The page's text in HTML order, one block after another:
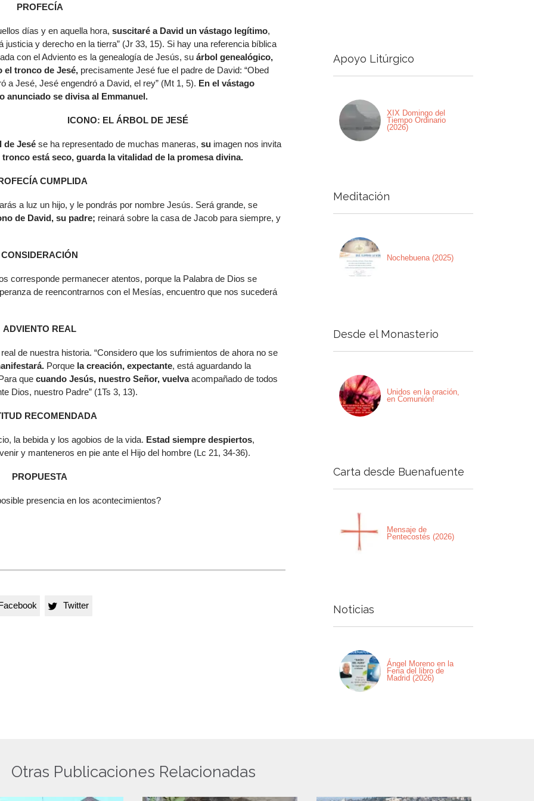
arriba/abajo
para
aumentar
o
disminuir
PROFECÍA
días y en aquella hora, suscitaré a David un vástago legítimo,
justicia y derecho en la tierra” (Jr 33, 15). Si hay una referencia bíblica
con el Adviento es la genealogía de Jesús, su árbol genealógico,
el tronco de Jesé, precisamente Jesé fue el padre de David: “Obed
a Jesé, Jesé engendró a David, el rey” (Mt 1, 5). En el vástago
anunciado se divisa al Emmanuel.
ICONO: EL ÁRBOL DE JESÉ
de Jesé se ha representado de muchas maneras, su imagen nos invita
está seco, guarda la vitalidad de la promesa divina.
CUMPLIDA
a luz un hijo, y le pondrás por nombre Jesús. Será grande, se
de David, su padre; reinará sobre la casa de Jacob para siempre, y
CONSIDERACIÓN
corresponde permanecer atentos, porque la Palabra de Dios se
de reencontrarnos con el Mesías, encuentro que nos sucederá
ADVIENTO REAL
de nuestra historia. “Considero que los sufrimientos de ahora no se
Porque la creación, expectante, está aguardando la
que cuando Jesús, nuestro Señor, vuelvaacompañado de todos
Dios, nuestro Padre” (1Ts 3, 13).
RECOMENDADA
la bebida y los agobios de la vida. Estad siempre despiertos,
y manteneros en pie ante el Hijo del hombre (Lc 21, 34-36).
PROPUESTA
presencia en los acontecimientos?
 Twitter
Apoyo Litúrgico
XIX Domingo del
Tiempo Ordinario
(2026)
Meditación
Nochebuena (2025)
Desde el Monasterio
Unidos en la oración,
en Comunión!
Carta desde Buenafuente
Mensaje de
Pentecostés (2026)
Noticias
Ángel Moreno en la
Feria del libro de
Madrid (2026)
Otras Publicaciones Relacionadas